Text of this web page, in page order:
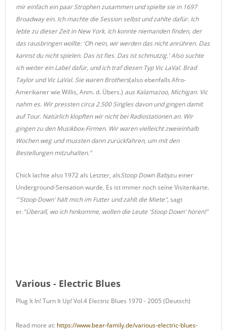
mir einfach ein paar Strophen zusammen und spielte sie in 1697
Broadway ein. Ich machte die Session selbst und zahlte dafür. Ich
lebte zu dieser Zeit in New York. Ich konnte niemanden finden, der
das rausbringen wollte: 'Oh nein, wir werden das nicht anrühren. Das
kannst du nicht spielen. Das ist fies. Das ist schmutzig.' Also suchte
ich weiter ein Label dafür, und ich traf diesen Typ Vic LaVal. Brad
Taylor und Vic LaVal. Sie waren Brothers(also ebenfalls Afro-
Amerikaner wie Willis, Anm. d. Übers.) aus Kalamazoo, Michigan. Vic
nahm es. Wir pressten circa 2.500 Singles davon und gingen damit
auf Tour. Natürlich klopften wir nicht bei Radiostationen an. Wir
gingen zu den Musikbox-Firmen. Wir waren vielleicht zweieinhalb
Wochen weg und mussten dann zurückfahren, um mit den
Bestellungen mitzuhalten."
Chick lachte also 1972 als Letzter, alsStoop Down Babyzu einer
Underground-Sensation wurde. Es ist immer noch seine Visitenkarte.
"'Stoop Down' hält mich im Futter und zahlt die Miete", sagt
er."Überall, wo ich hinkomme, wollen die Leute 'Stoop Down' hören!"
Various - Electric Blues
Plug It In! Turn It Up! Vol.4 Electric Blues 1970 - 2005 (Deutsch)
Read more at: https://www.bear-family.de/various-electric-blues-